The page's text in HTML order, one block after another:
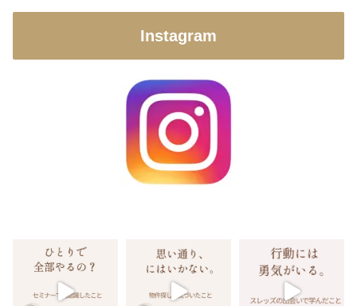
Instagram